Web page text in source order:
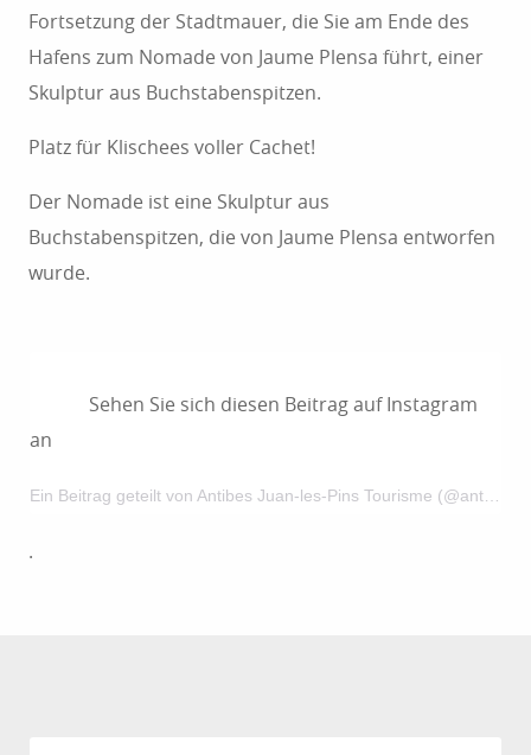
Fortsetzung der Stadtmauer, die Sie am Ende des
Hafens zum Nomade von Jaume Plensa führt, einer
Skulptur aus Buchstabenspitzen.
Platz für Klischees voller Cachet!
Der Nomade ist eine Skulptur aus
Buchstabenspitzen, die von Jaume Plensa entworfen
wurde.
Sehen Sie sich diesen Beitrag auf Instagram
an
.